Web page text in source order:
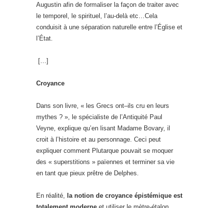
Augustin afin de formaliser la façon de traiter avec
le temporel, le spirituel, l’au-delà etc…Cela
conduisit à une séparation naturelle entre l’Église et
l’État.
[…]
Croyance
Dans son livre, « les Grecs ont–ils cru en leurs
mythes ? », le spécialiste de l’Antiquité Paul
Veyne, explique qu’en lisant Madame Bovary, il
croit à l’histoire et au personnage. Ceci peut
expliquer comment Plutarque pouvait se moquer
des « superstitions » païennes et terminer sa vie
en tant que pieux prêtre de Delphes.
En réalité, la notion de croyance épistémique est